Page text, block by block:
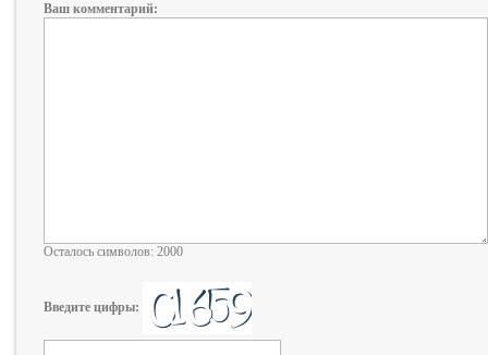
Ваш комментарий:
Осталось символов: 2000
Введите цифры: